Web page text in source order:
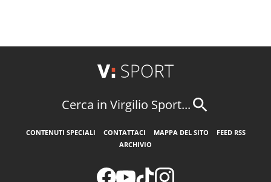
Cerca in Virgilio Sport...
CONTENUTI SPECIALI CONTATTACI MAPPA DEL SITO
FEED RSS
ARCHIVIO